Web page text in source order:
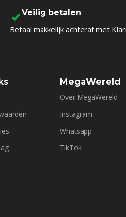
Veilig betalen
Betaal makkelijk achteraf met
MegaWereld
Over MegaWereld
Instagram
Whatsapp
TikTok